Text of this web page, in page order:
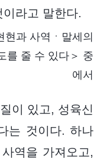
라고 말한다.
과 사역ㆍ말세의
를 줄 수 있다＞ 중
에서
이 있고, 성육신
는 것이다. 하나
역을 가져오고,